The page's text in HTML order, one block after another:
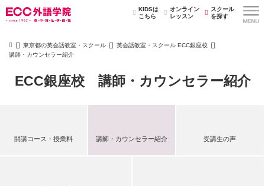
KIDSは
こちら
オンライン
レッスン
スクール
を探す
東京都の英会話教室・スクール
英会話教室・スクール ECC銀座校
講師・カウンセラー紹介
ECC銀座校 講師・カウンセラー紹介
開講コース・授業料 講師・カウンセラー紹介 受講生の声